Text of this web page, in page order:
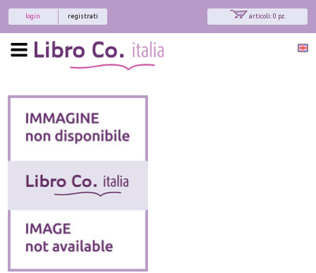
articoli: 0 pz.
registrati
login